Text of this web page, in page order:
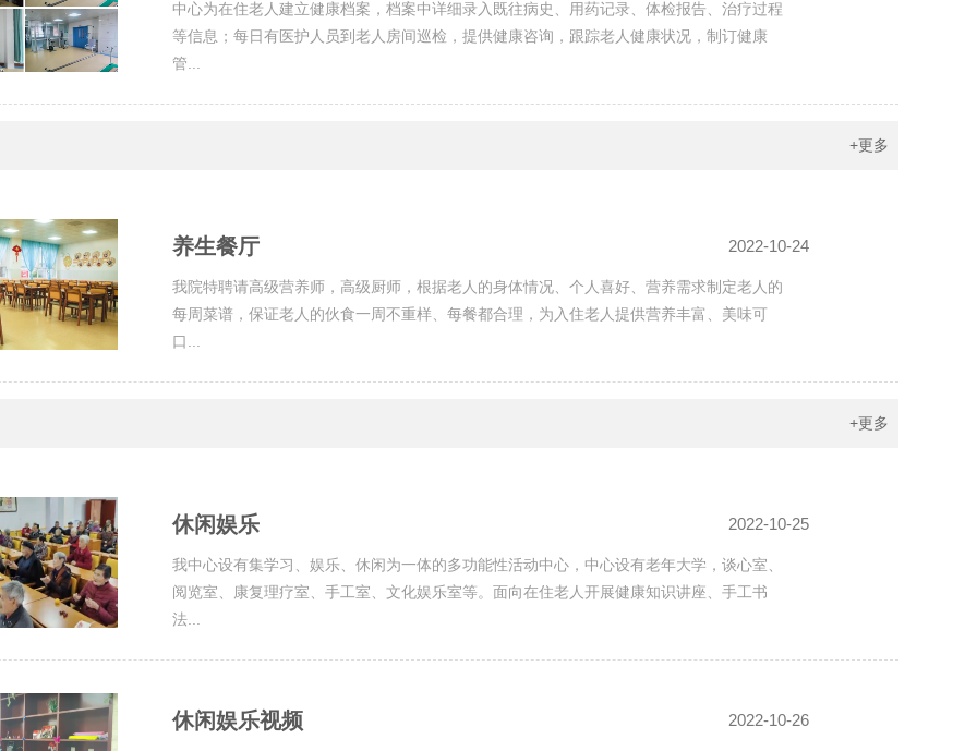
中心为在住老人建立健康档案，档案中详细录入既往病史、用药记录、体检报告、治疗过程
等信息；每日有医护人员到老人房间巡检，提供健康咨询，跟踪老人健康状况，制订健康
管...
+更多
养生餐厅 2022-10-24
我院特聘请高级营养师，高级厨师，根据老人的身体情况、个人喜好、营养需求制定老人的
每周菜谱，保证老人的伙食一周不重样、每餐都合理，为入住老人提供营养丰富、美味可
口...
+更多
休闲娱乐 2022-10-25
我中心设有集学习、娱乐、休闲为一体的多功能性活动中心，中心设有老年大学，谈心室、
阅览室、康复理疗室、手工室、文化娱乐室等。面向在住老人开展健康知识讲座、手工书
法...
休闲娱乐视频 2022-10-26